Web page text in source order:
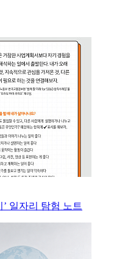
일자리 탐험 노트